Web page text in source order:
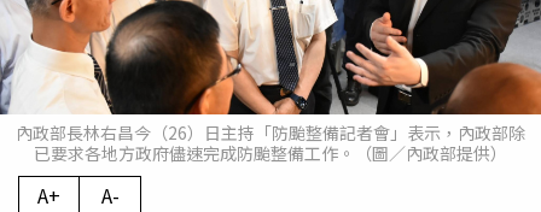
內政部長林右昌今（26）日主持「防颱整備記者會」表示，內政部除
已要求各地方政府儘速完成防颱整備工作。（圖／內政部提供）
A+ A-